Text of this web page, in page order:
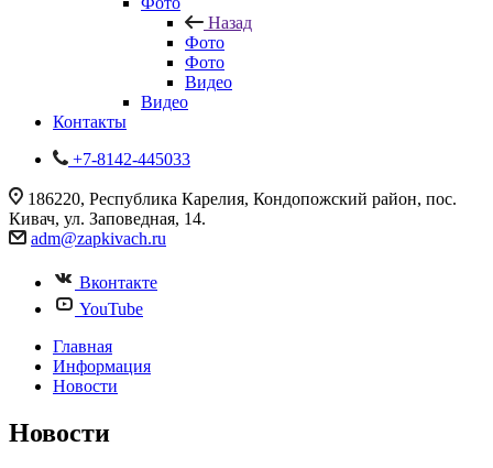
Назад
Фото
Фото
Видео
Видео
Контакты
+7-8142-445033
186220, Республика Карелия, Кондопожский район, пос.
Кивач, ул. Заповедная, 14.
adm@zapkivach.ru
Вконтакте
YouTube
Главная
Информация
Новости
Новости